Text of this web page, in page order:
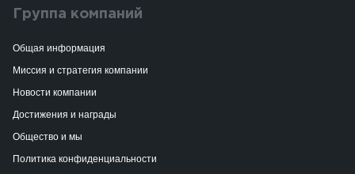
Группа компаний
Общая информация
Миссия и стратегия компании
Новости компании
Достижения и награды
Общество и мы
Политика конфиденциальности